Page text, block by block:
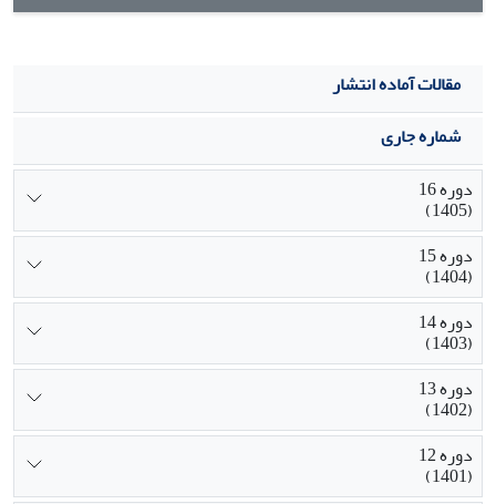
مقالات آماده انتشار
شماره جاری
دوره 16
(1405)
دوره 15
(1404)
دوره 14
(1403)
دوره 13
(1402)
دوره 12
(1401)